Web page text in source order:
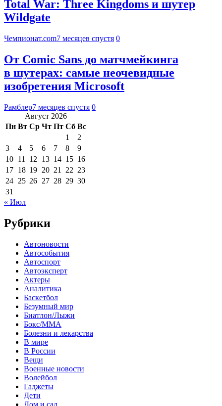
Total War: Three Kingdoms и шутер
Wildgate
Чемпионат.com7 месяцев спустя 0
От Comic Sans до матчмейкинга
в шутерах: самые неочевидные
изобретения Microsoft
Рамблер7 месяцев спустя 0
Август 2026
Пн Вт Ср Чт Пт Сб Вс
1
2
3
4 5 6 7 8
9
10 11 12 13 14 15 16
17 18 19 20 21 22 23
24 25 26 27 28 29 30
31
« Июл
Рубрики
Автоновости
Автособытия
Автоспорт
Автоэксперт
Актеры
Аналитика
Баскетбол
Безумный мир
Биатлон/Лыжи
Бокс/MMA
Болезни и лекарства
В мире
В России
Вещи
Военные новости
Волейбол
Гаджеты
Дети
Дом и сад